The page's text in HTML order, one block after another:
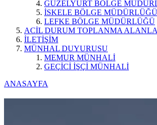
GÜZELYURT BÖLGE
İSKELE BÖLGE MÜDÜRLÜĞÜ
LEFKE BÖLGE MÜDÜRLÜĞÜ
ACİL DURUM TOPLANMA
İLETİŞİM
MÜNHAL DUYURUSU
MEMUR MÜNHALİ
GEÇİCİ İŞÇİ MÜNHALİ
ANASAYFA